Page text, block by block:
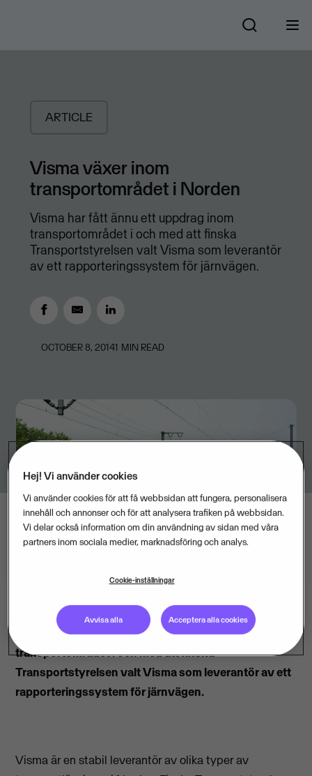
ARTICLE
Visma växer inom
transportområdet i Norden
Visma har fått ännu ett uppdrag inom
transportområdet i och med att finska
Transportstyrelsen valt Visma som leverantör
av ett rapporteringssystem för järnvägen.
OCTOBER 8, 20141 MIN READ
Visma har fått ännu ett uppdrag inom
transportområdet i och med att finska
Transportstyrelsen valt Visma som leverantör av ett
rapporteringssystem för järnvägen.
Visma är en stabil leverantör av olika typer av
Hej! Vi använder cookies
Vi använder cookies för att få webbsidan att fungera, personalisera
innehåll och annonser och för att analysera trafiken på webbsidan.
Vi delar också information om din användning av sidan med våra
partners inom sociala medier, marknadsföring och analys.
Cookie-inställningar
Avvisa alla Acceptera alla cookies